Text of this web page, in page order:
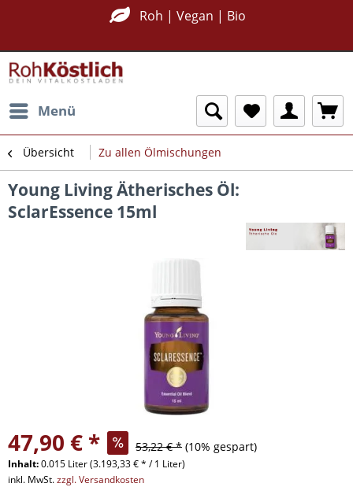
Roh | Vegan | Bio
Nachhaltig Plastikfrei
Menü
Übersicht Zu allen Ölmischungen
Young Living Ätherisches Öl:
SclarEssence 15ml
47,90 € * 53,22 € * (10% gespart)
Inhalt:0.015 Liter (3.193,33 € * / 1 Liter)
inkl. MwSt.zzgl. Versandkosten